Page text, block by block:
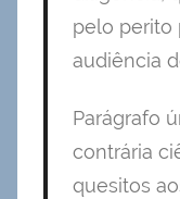
pelo perito
audiência
Parágrafo
contrária
quesitos